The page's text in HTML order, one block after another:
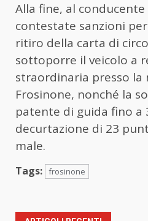
Alla fine, al
contestate sanzioni
ritiro della carta di
sottoporre il veicolo a
straordinaria presso la
Frosinone, nonché la
patente di guida fino a
decurtazione di 23
male.
Tags: frosinone